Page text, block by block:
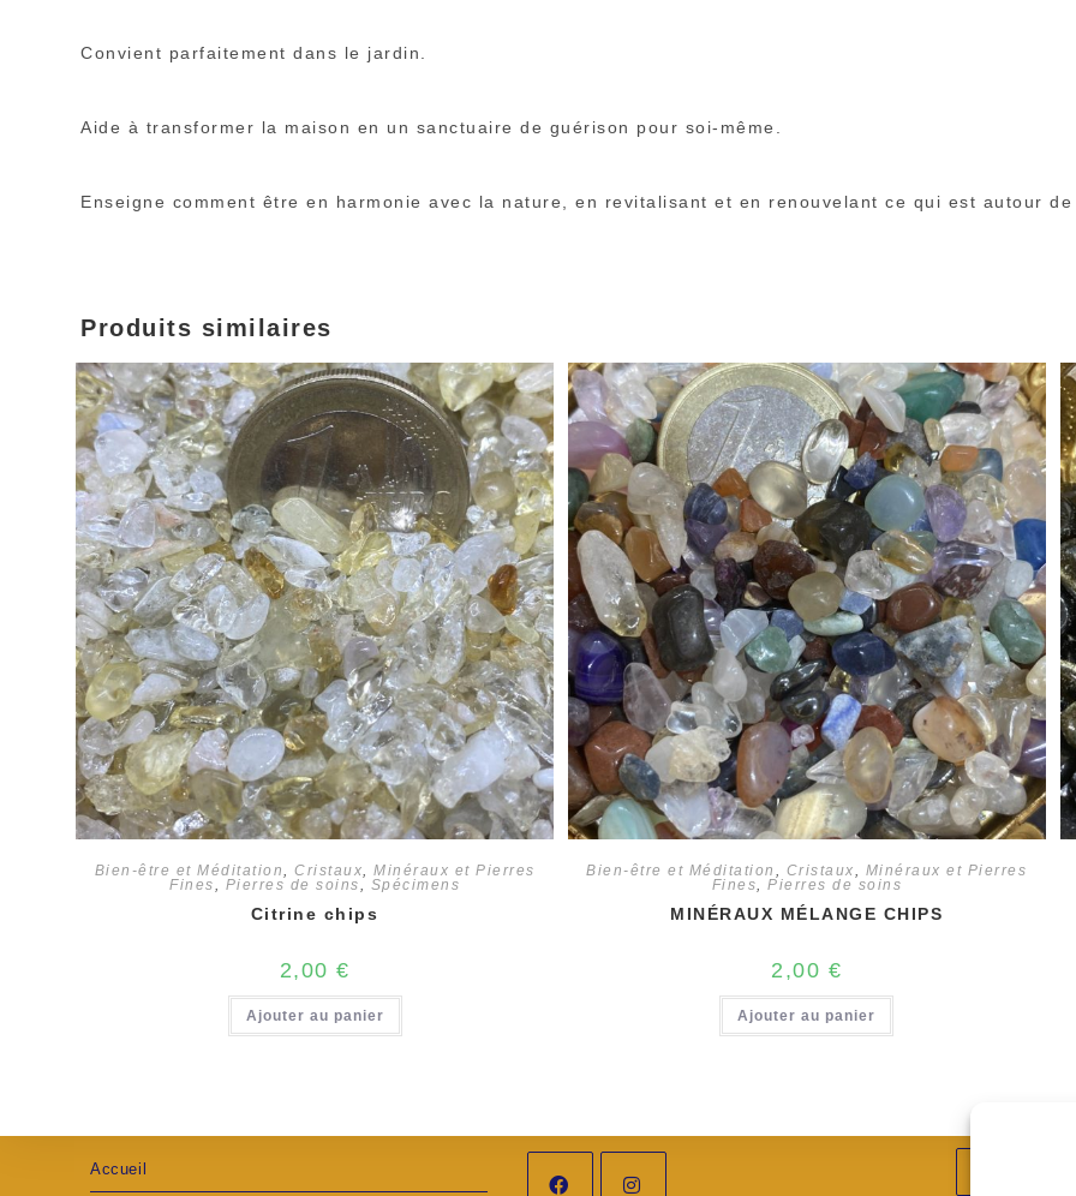
Convient parfaitement dans le jardin.
Aide à transformer la maison en un sanctuaire de guérison pour soi-même.
Enseigne comment être en harmonie avec la nature, en revitalisant et en renouvelant ce qui est autour
Produits similaires
Bien-être et Méditation,Cristaux,Minéraux et Pierres
Fines, Pierres de soins, Spécimens
Citrine chips
2,00€
Ajouter au panier
Bien-être et Méditation , Cristaux, Minéraux et Pierres
Fines,Pierres de soins
MINÉRAUX MÉLANGE CHIPS
2,00 €
Ajouter au panier
Accueil